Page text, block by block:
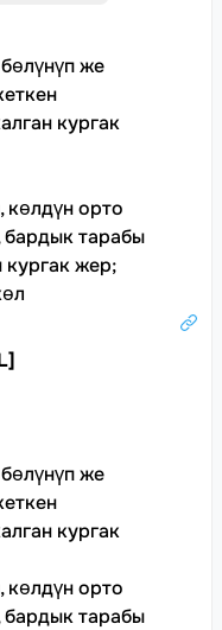
же
кургак
көлдүн орто
бардык тарабы
кургак жер;
]
же
кургак
көлдүн орто
бардык тарабы